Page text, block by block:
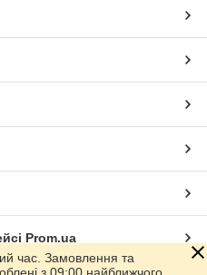
Prom.ua
час. Замовлення та